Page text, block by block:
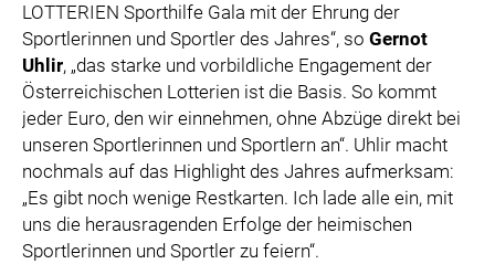
LOTTERIEN Sporthilfe Gala mit der Ehrung der
Sportlerinnen und Sportler des Jahres“, so Gernot
Uhlir, „das starke und vorbildliche Engagement der
Österreichischen Lotterien ist die Basis. So kommt
jeder Euro, den wir einnehmen, ohne Abzüge direkt bei
unseren Sportlerinnen und Sportlern an“. Uhlir macht
nochmals auf das Highlight des Jahres aufmerksam:
„Es gibt noch wenige Restkarten. Ich lade alle ein, mit
uns die herausragenden Erfolge der heimischen
Sportlerinnen und Sportler zu feiern“.